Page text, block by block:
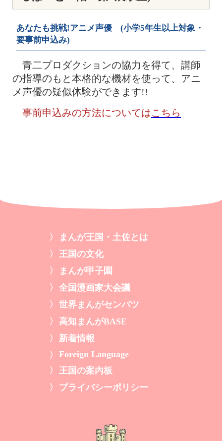
あなたも挑戦!アニメ声優 (小学5年生以上対象・
要事前申込み)
青二プロダクションの協力を得て、講師
の指導のもと本格的な機材を使って、アニ
メ声優の疑似体験ができます!!
事前申込みの方法についてはこちら
まんが王国・土佐とは
王国の文化
まんが甲子園
全国漫画家大会議
世界まんがセンバツ
高知まんがBASE
新着情報
Foreign Language
王国の案内板
プライバシーポリシー